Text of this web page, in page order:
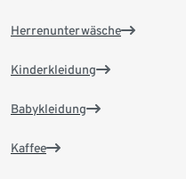
Herrenunterwäsche
Kinderkleidung
Babykleidung
Kaffee